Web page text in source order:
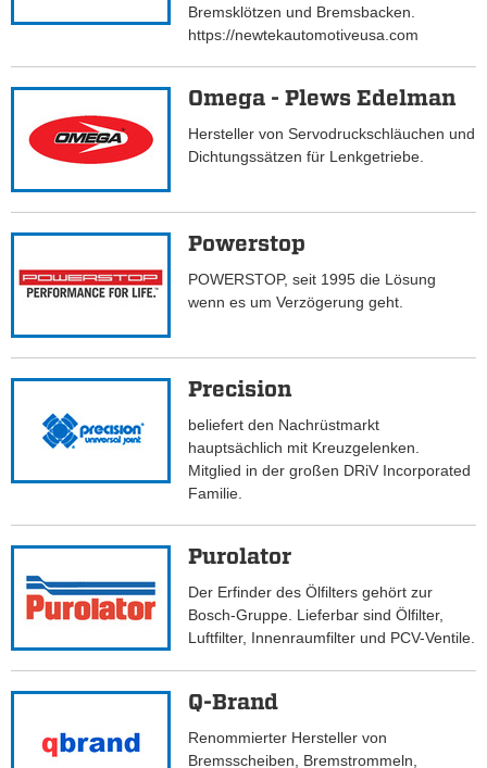
Bremsklötzen und Bremsbacken.
https://newtekautomotiveusa.com
Omega - Plews Edelman
Hersteller von Servodruckschläuchen und
Dichtungssätzen für Lenkgetriebe.
Powerstop
POWERSTOP, seit 1995 die Lösung
wenn es um Verzögerung geht.
Precision
beliefert den Nachrüstmarkt
hauptsächlich mit Kreuzgelenken.
Mitglied in der großen DRiV Incorporated
Familie.
Purolator
Der Erfinder des Ölfilters gehört zur
Bosch-Gruppe. Lieferbar sind Ölfilter,
Luftfilter, Innenraumfilter und PCV-Ventile.
Q-Brand
Renommierter Hersteller von
Bremsscheiben, Bremstrommeln,